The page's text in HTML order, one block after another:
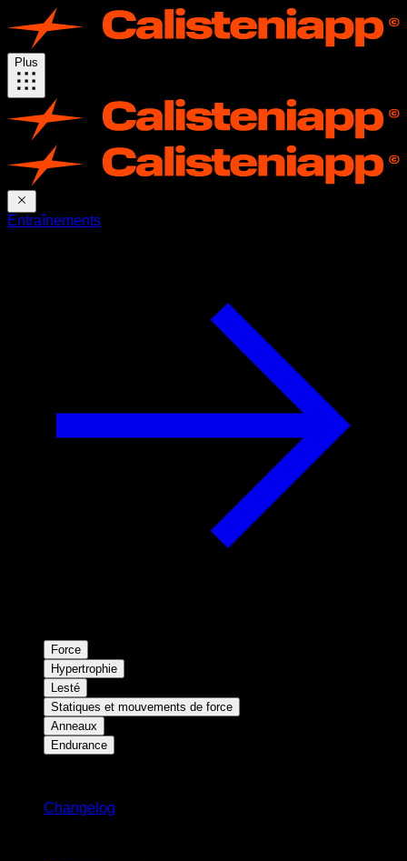
Plus
Entraînements
Force
Hypertrophie
Lesté
Statiques et mouvements de force
Anneaux
Endurance
Changelog